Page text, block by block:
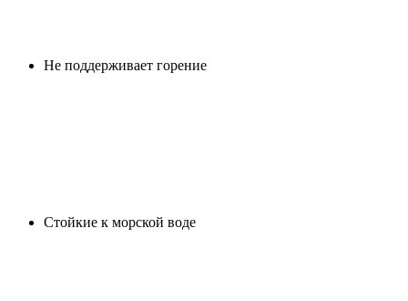
Не поддерживает горение
Стойкие к морской воде